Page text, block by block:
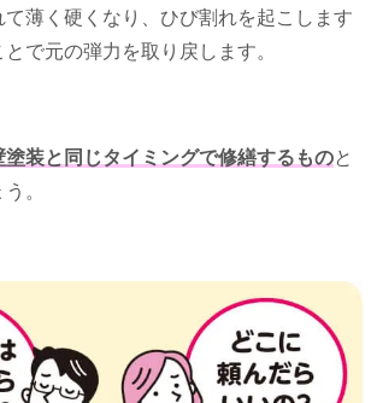
薄く硬くなり、ひび割れを起こします
で元の弾力を取り戻します。
塗装と同じタイミングで修繕するものと
。